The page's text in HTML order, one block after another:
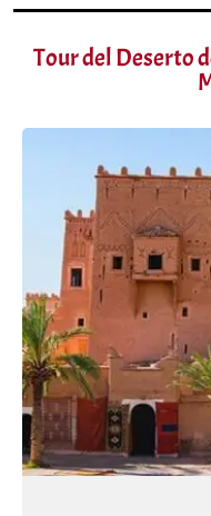
Tour del Deserto